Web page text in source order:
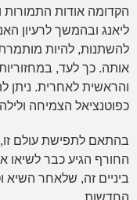
הקדומה אודות התמורות
ליאנג ובהמשך לרעיון
להשתנות, להיות
אותה. כך לעד,
והראשית לאחרית. ניתן
כפוטנציאל הצמיחה
בהתאם לתפישת עולם
החורף הגיע כבר לשיאו
ביניים זה, שלאחר
החדשות.